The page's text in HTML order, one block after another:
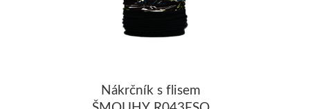
Nákrčník s flisem